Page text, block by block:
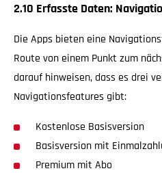
2.10 Erfasste Daten:
Die Apps bieten eine
Route von einem Punkt zum
darauf hinweisen, dass es drei
Navigationsfeatures gibt:
Kostenlose Basisversion
Basisversion mit
Premium mit Abo